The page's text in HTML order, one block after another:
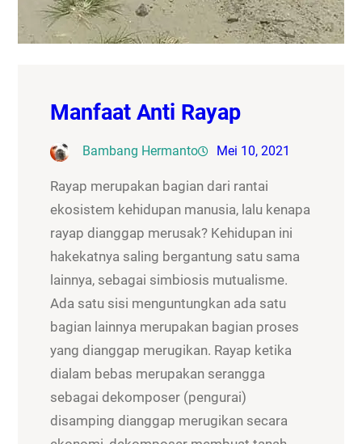
Manfaat Anti Rayap
Bambang Hermanto Mei 10, 2021
Rayap merupakan bagian dari rantai
ekosistem kehidupan manusia, lalu kenapa
rayap dianggap merusak? Kehidupan ini
hakekatnya saling bergantung satu sama
lainnya, sebagai simbiosis mutualisme.
Ada satu sisi menguntungkan ada satu
bagian lainnya merupakan bagian proses
yang dianggap merugikan. Rayap ketika
dialam bebas merupakan serangga
sebagai dekomposer (pengurai)
disamping dianggap merugikan secara